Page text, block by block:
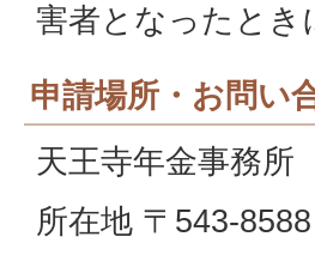
害者となったとき
申請場所・お問い
天王寺年金事務所
所在地 〒543-